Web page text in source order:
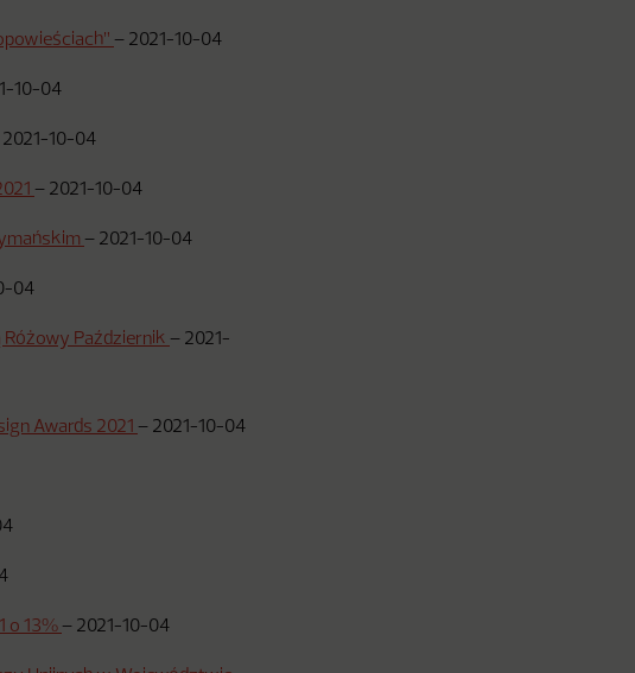
– 2021-10-04
10-04
2021-10-04
– 2021-10-04
– 2021-10-04
04
Różowy Październik – 2021-
Awards 2021 – 2021-10-04
o 13% – 2021-10-04